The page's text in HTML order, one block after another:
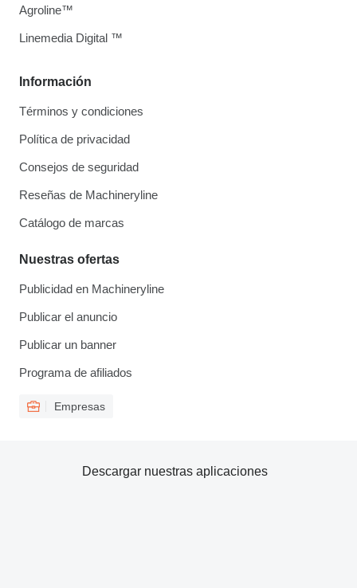
Información
Términos y condiciones
Política de privacidad
Consejos de seguridad
Reseñas de Machineryline
Catálogo de marcas
Nuestras ofertas
Publicidad en Machineryline
Publicar el anuncio
Publicar un banner
Programa de afiliados
Empresas
Agroline™
Linemedia Digital ™
Descargar nuestras aplicaciones